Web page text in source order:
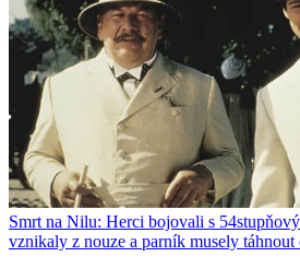
Smrt na Nilu: Herci bojovali s
vznikaly z nouze a parník musely táhnout